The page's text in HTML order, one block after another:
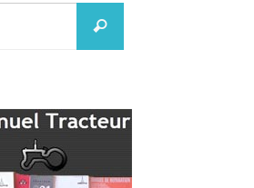
Recherche